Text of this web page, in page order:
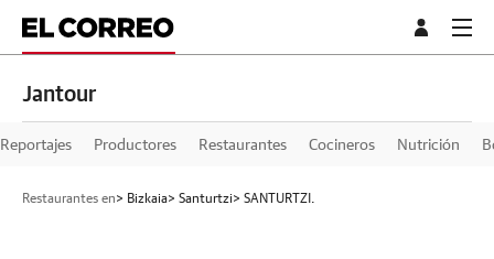
Jantour
Reportajes Productores Restaurantes Cocineros Nutrición
Restaurantes en> Bizkaia> Santurtzi> SANTURTZI.